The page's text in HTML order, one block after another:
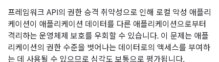
프레임워크 API의 권한 승격 취약성으로 인해 로컬 악성 애플리
케이션이 애플리케이션 데이터를 다른 애플리케이션으로부터
격리하는 운영체제 보호를 우회할 수 있습니다. 이 문제는 애플
리케이션의 권한 수준을 벗어나는 데이터로의 액세스를 부여하
는 데 사용될 수 있으므로 심각도 보통으로 평가됩니다.